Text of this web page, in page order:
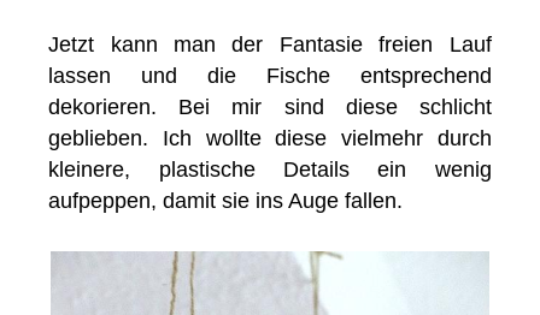
Jetzt kann man der Fantasie freien Lauf
lassen und die Fische entsprechend
dekorieren. Bei mir sind diese schlicht
geblieben. Ich wollte diese vielmehr durch
kleinere, plastische Details ein wenig
aufpeppen, damit sie ins Auge fallen.